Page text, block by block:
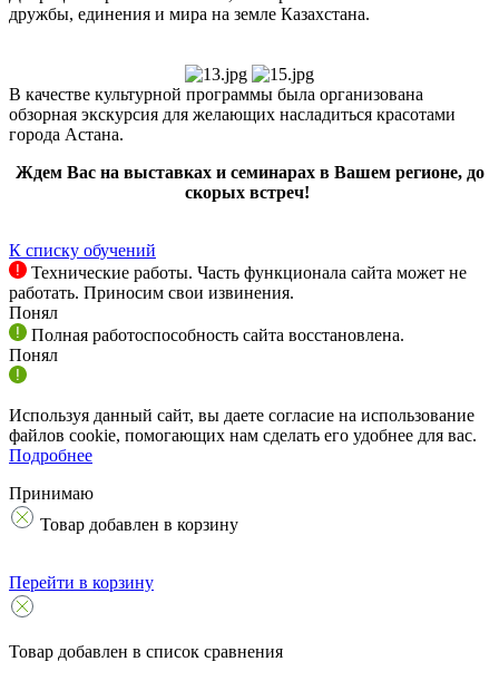
дружбы, единения и мира на земле Казахстана.
В качестве культурной программы была организована
обзорная экскурсия для желающих насладиться красотами
города Астана.
Ждем Вас на выставках и семинарах в Вашем регионе, до
скорых встреч!
К списку обучений
Технические работы. Часть функционала сайта может не
работать. Приносим свои извинения.
Понял
Полная работоспособность сайта восстановлена.
Понял
Используя данный сайт, вы даете согласие на использование
файлов cookie, помогающих нам сделать его удобнее для вас.
Подробнее
Принимаю
Товар добавлен в корзину
Перейти в корзину
Товар добавлен в список сравнения